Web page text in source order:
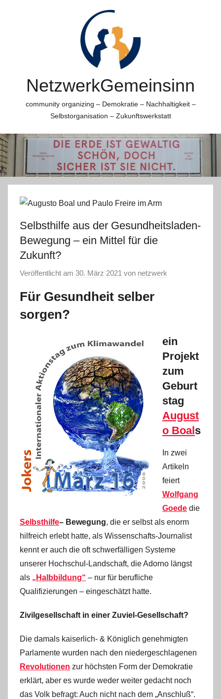
NetzwerkGemeinsinn
community organizing – Demokratie – Nachhaltigkeit –
Selbstorganisation – Zukunftswerkstatt
Selbsthilfe aus der Gesundheitsladen-
Bewegung – ein Mittel für die
Zukunft?
Veröffentlicht am 30. März 2021 von netzwerk
Für Gesundheit selber
sorgen?
ein
Projekt
zum
Geburt
stag
August
o Boals
In zwei
Artikeln
feiert
Wolfgang
Goede die
Selbsthilfe– Bewegung, die er selbst als enorm
hilfreich erlebt hatte, als Wissenschafts-Journalist
kennt er auch die oft schwerfälligen Systeme
unserer Hochschul-Landschaft, die Adorno längst
als „Halbbildung“ – nur für berufliche
Qualifizierungen – eingeschätzt hatte.
Zivilgesellschaft in einer Zuviel-Gesellschaft?
Die damals kaiserlich- & Königlich genehmigten
Parlamente wurden nach den niedergeschlagenen
Revolutionen zur höchsten Form der Demokratie
erklärt, aber es wurde weder weiter gedacht noch
das Volk befragt: Auch nicht nach dem „Anschluß“.